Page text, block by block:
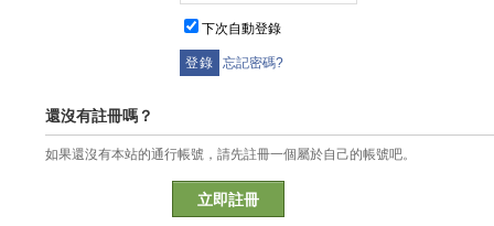
下次自動登錄
忘記密碼?
還沒有註冊嗎？
如果還沒有本站的通行帳號，請先註冊一個屬於自己的帳號吧。
立即註冊